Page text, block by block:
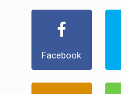
Facebook